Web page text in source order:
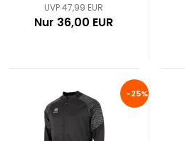
UVP 47,99 EUR
Nur 36,00 EUR
-25%